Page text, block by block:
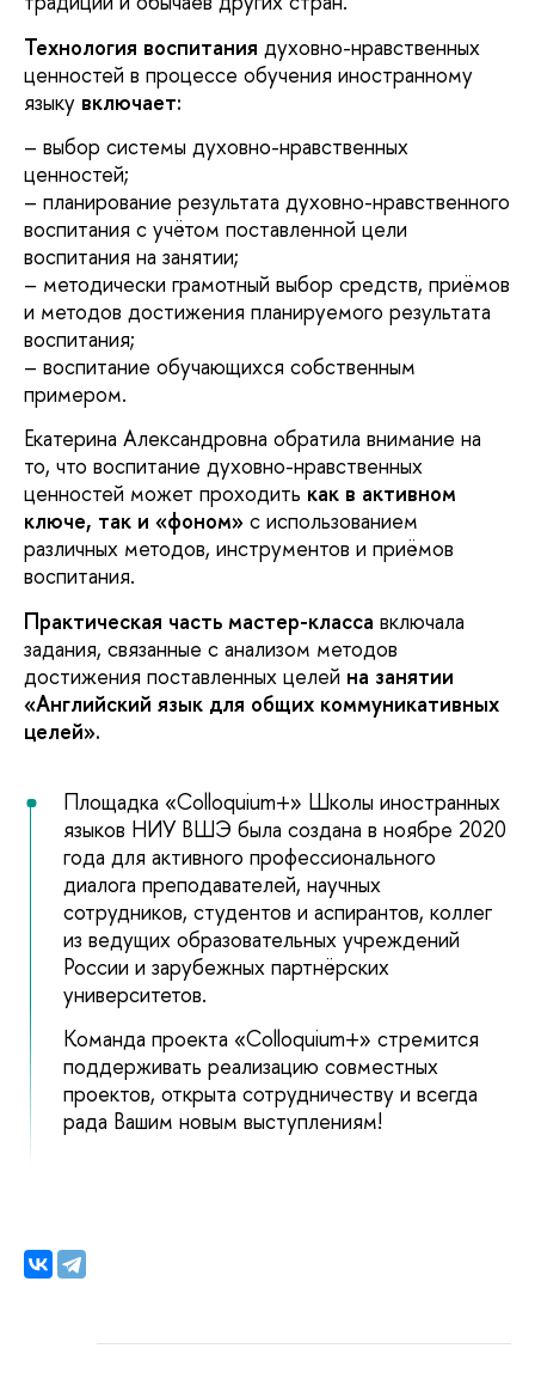
Технология воспитания духовно-нравственных
ценностей в процессе обучения иностранному
языку включает:
– выбор системы духовно-нравственных
ценностей;
– планирование результата духовно-нравственного
воспитания с учётом поставленной цели
воспитания на занятии;
– методически грамотный выбор средств, приёмов
и методов достижения планируемого результата
воспитания;
– воспитание обучающихся собственным
примером.
Екатерина Александровна обратила внимание на
то, что воспитание духовно-нравственных
ценностей может проходить как в активном
ключе, так и «фоном» с использованием
различных методов, инструментов и приёмов
воспитания.
Практическая часть мастер-класса включала
задания, связанные с анализом методов
достижения поставленных целей на занятии
«Английский язык для общих коммуникативных
целей».
Площадка «Colloquium+» Школы иностранных
языков НИУ ВШЭ была создана в ноябре 2020
года для активного профессионального
диалога преподавателей, научных
сотрудников, студентов и аспирантов, коллег
из ведущих образовательных учреждений
России и зарубежных партнёрских
университетов.
Команда проекта «Colloquium+» стремится
поддерживать реализацию совместных
проектов, открыта сотрудничеству и всегда
рада Вашим новым выступлениям!